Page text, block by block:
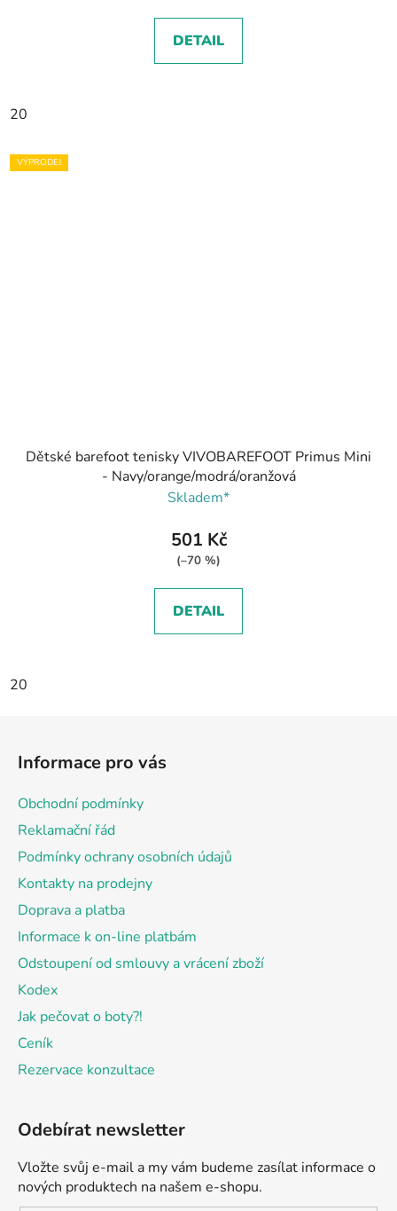
DETAIL
20
VÝPRODEJ
Dětské barefoot tenisky VIVOBAREFOOT Primus Mini
- Navy/orange/modrá/oranžová
Skladem*
501 Kč
(–70 %)
DETAIL
20
Informace pro vás
Obchodní podmínky
Reklamační řád
Podmínky ochrany osobních údajů
Kontakty na prodejny
Doprava a platba
Informace k on-line platbám
Odstoupení od smlouvy a vrácení zboží
Kodex
Jak pečovat o boty?!
Ceník
Rezervace konzultace
Odebírat newsletter
Vložte svůj e-mail a my vám budeme zasílat informace o
nových produktech na našem e-shopu.